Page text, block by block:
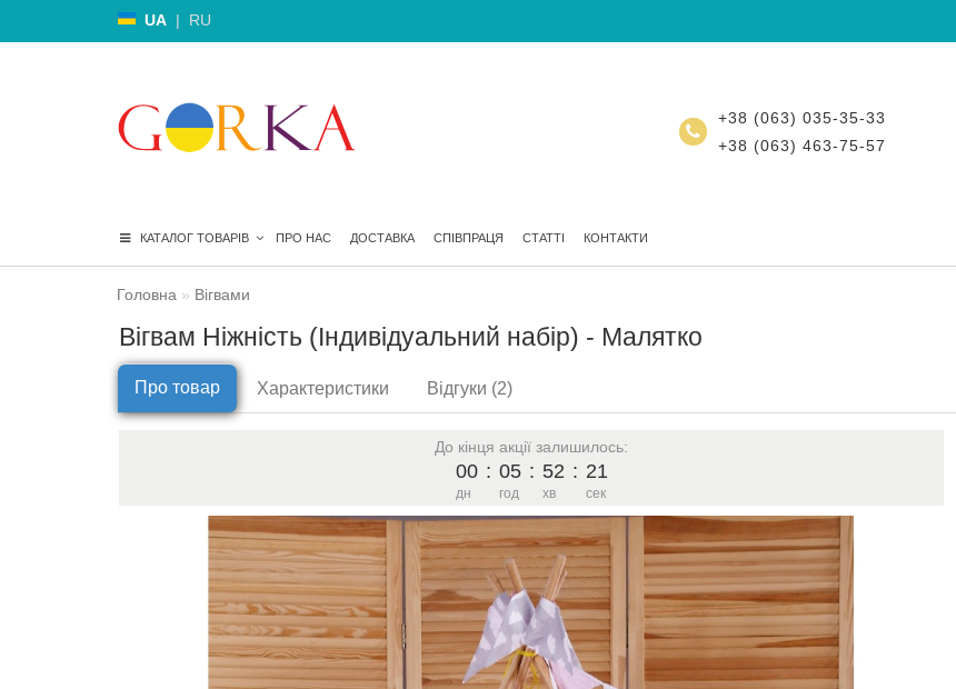
UA | RU
+38 (063) 035-35-33
+38 (063) 463-75-57
КАТАЛОГ ТОВАРІВ ПРО НАС ДОСТАВКА СПІВПРАЦЯ СТАТТІ КОНТАКТИ
Головна Вігвами
Вігвам Ніжність (Індивідуальний набір) - Малятко
Про товар Характеристики Відгуки (2)
До кінця акції залишилось:
00
дн
: 05
год
: 52
хв
: 20
сек